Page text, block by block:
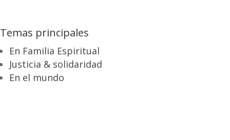
Temas principales
En Familia Espiritual
Justicia & solidaridad
En el mundo